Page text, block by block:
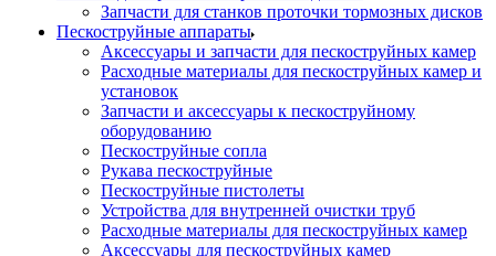
Запчасти для станков проточки тормозных дисков
Пескоструйные аппараты
Аксессуары и запчасти для пескоструйных камер
Расходные материалы для пескоструйных камер и
установок
Запчасти и аксессуары к пескоструйному
оборудованию
Пескоструйные сопла
Рукава пескоструйные
Пескоструйные пистолеты
Устройства для внутренней очистки труб
Расходные материалы для пескоструйных камер
Аксессуары для пескоструйных камер